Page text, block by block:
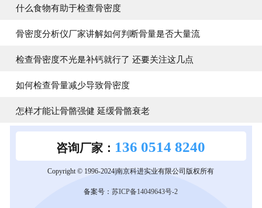
什么食物有助于检查骨密度
骨密度分析仪厂家讲解如何判断骨量是否大量流
检查骨密度不光是补钙就行了 还要关注这几点
如何检查骨量减少导致骨密度
怎样才能让骨骼强健 延缓骨骼衰老
咨询厂家： 136 0514 8240
Copyright © 1996-2024|南京科进实业有限公司版权所有
备案号：苏ICP备14049643号-2